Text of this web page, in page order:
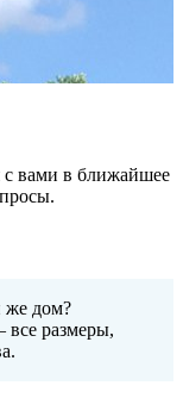
с вами в ближайшее
же дом?
размеры,